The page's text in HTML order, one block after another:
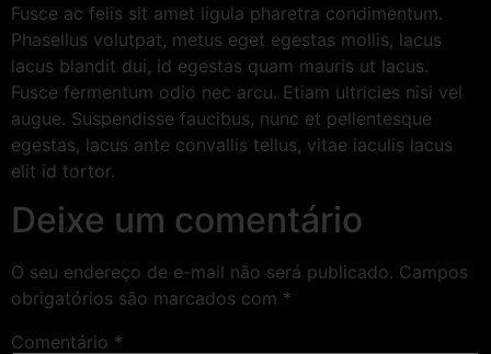
Fusce ac felis sit amet ligula pharetra condimentum.
Phasellus volutpat, metus eget egestas mollis, lacus
lacus blandit dui, id egestas quam mauris ut lacus.
Fusce fermentum odio nec arcu. Etiam ultricies nisi vel
augue. Suspendisse faucibus, nunc et pellentesque
egestas, lacus ante convallis tellus, vitae iaculis lacus
elit id tortor.
Deixe um comentário
O seu endereço de e-mail não será publicado. Campos
obrigatórios são marcados com *
Comentário *